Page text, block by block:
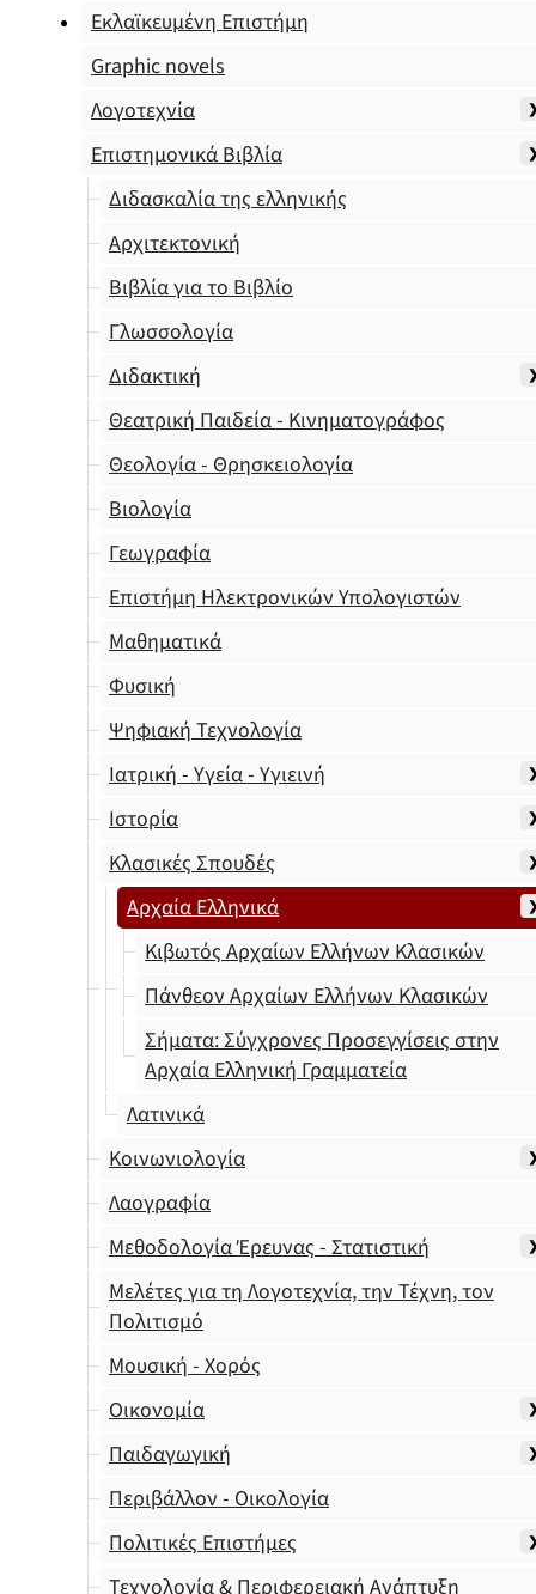
Εκλαϊκευμένη Επιστήμη
Graphic novels
Λογοτεχνία
Επιστημονικά Βιβλία
Διδασκαλία της ελληνικής
Αρχιτεκτονική
Βιβλία για το Βιβλίο
Γλωσσολογία
Διδακτική
Θεατρική Παιδεία - Κινηματογράφος
Θεολογία - Θρησκειολογία
Βιολογία
Γεωγραφία
Επιστήμη Ηλεκτρονικών Υπολογιστών
Μαθηματικά
Φυσική
Ψηφιακή Τεχνολογία
Ιατρική - Υγεία - Υγιεινή
Ιστορία
Κλασικές Σπουδές
Αρχαία Ελληνικά
Κιβωτός Αρχαίων Ελλήνων Κλασικών
Πάνθεον Αρχαίων Ελλήνων Κλασικών
Σήματα: Σύγχρονες Προσεγγίσεις στην
Αρχαία Ελληνική Γραμματεία
Λατινικά
Κοινωνιολογία
Λαογραφία
Μεθοδολογία Έρευνας - Στατιστική
Μελέτες για τη Λογοτεχνία, την Τέχνη, τον
Πολιτισμό
Μουσική - Χορός
Οικονομία
Παιδαγωγική
Περιβάλλον - Οικολογία
Πολιτικές Επιστήμες
Τεχνολογία & Περιφερειακή Ανάπτυξη